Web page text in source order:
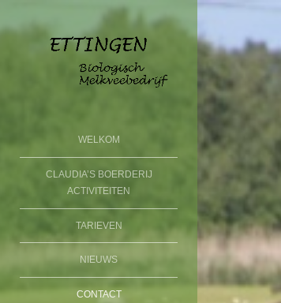
BOERDERIJ DE
ETTINGEN
Menu
SKIP TO CONTENT
WELKOM
CLAUDIA’S BOERDERIJ
ACTIVITEITEN
TARIEVEN
NIEUWS
CONTACT